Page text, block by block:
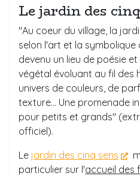
Lejardin des
"Au coeur du village, la
selon l'art et la symbolique
devenu un lieu de poésie
végétal évoluant au fil des
univers de couleurs, de
texture... Une promenade
pour petits et grands"
officiel).
Le jardin des cinq sens
particulier sur l'accueil des